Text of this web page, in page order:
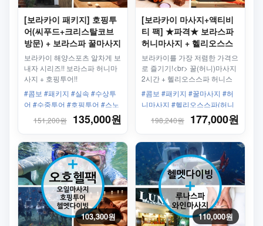
[보라카이 패키지] 호핑투
어(씨푸드+크리스탈코브
방문) + 보라스파 꿀마사지
보라카이 해양스포츠 알차게 보
내자 시리즈!! 보라스파 허니마
사지 + 호핑투어!!
#콤보 #패키지 #실속 #수상투
어 #수중투어 #호핑투어 #스노
클링 #꿀마사지 #보라스파 #크
리스탈코브
151,200원 135,000원
[보라카이 마사지+액티비
티 팩] ★파격★ 보라스파
허니마사지 + 헬리오스스
파(허니스톤코코스파)
보라카이를 가장 저렴한 가격으
로 즐기기!<br> 꿀(허니)마사지
2시간 + 헬리오스스파 허니스
톤코코스파
#콤보 #패키지 #꿀마사지 #허
니마사지 #헬리오스스파(허니
198,240원 177,000원
103,300원 110,000원